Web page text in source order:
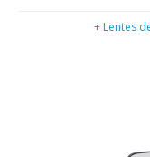
+ Lentes